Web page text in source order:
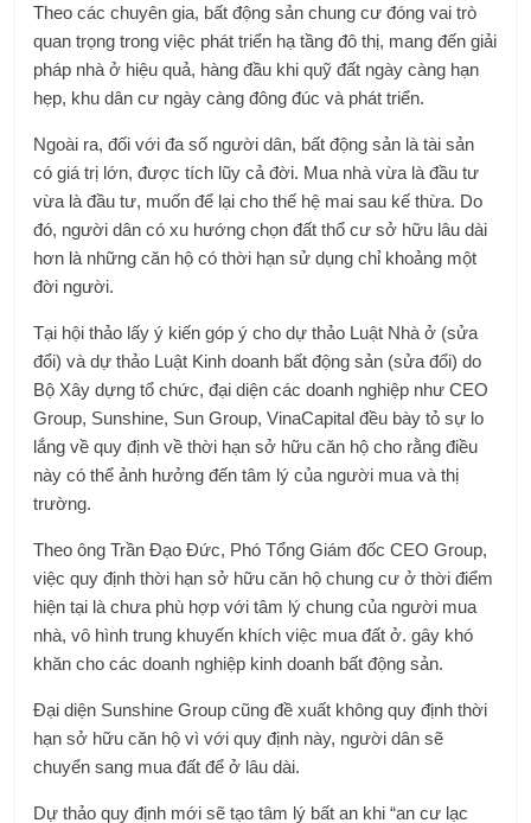
Theo các chuyên gia, bất động sản chung cư đóng vai trò
quan trọng trong việc phát triển hạ tầng đô thị, mang đến giải
pháp nhà ở hiệu quả, hàng đầu khi quỹ đất ngày càng hạn
hẹp, khu dân cư ngày càng đông đúc và phát triển.
Ngoài ra, đối với đa số người dân, bất động sản là tài sản
có giá trị lớn, được tích lũy cả đời. Mua nhà vừa là đầu tư
vừa là đầu tư, muốn để lại cho thế hệ mai sau kế thừa. Do
đó, người dân có xu hướng chọn đất thổ cư sở hữu lâu dài
hơn là những căn hộ có thời hạn sử dụng chỉ khoảng một
đời người.
Tại hội thảo lấy ý kiến ​​góp ý cho dự thảo Luật Nhà ở (sửa
đổi) và dự thảo Luật Kinh doanh bất động sản (sửa đổi) do
Bộ Xây dựng tổ chức, đại diện các doanh nghiệp như CEO
Group, Sunshine, Sun Group, VinaCapital đều bày tỏ sự lo
lắng về quy định về thời hạn sở hữu căn hộ cho rằng điều
này có thể ảnh hưởng đến tâm lý của người mua và thị
trường.
Theo ông Trần Đạo Đức, Phó Tổng Giám đốc CEO Group,
việc quy định thời hạn sở hữu căn hộ chung cư ở thời điểm
hiện tại là chưa phù hợp với tâm lý chung của người mua
nhà, vô hình trung khuyến khích việc mua đất ở. gây khó
khăn cho các doanh nghiệp kinh doanh bất động sản.
Đại diện Sunshine Group cũng đề xuất không quy định thời
hạn sở hữu căn hộ vì với quy định này, người dân sẽ
chuyển sang mua đất để ở lâu dài.
Dự thảo quy định mới sẽ tạo tâm lý bất an khi “an cư lạc